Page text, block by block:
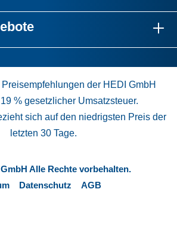
der HEDI GmbH
% gesetzlicher Umsatzsteuer.
sich auf den niedrigsten Preis der
letzten 30 Tage.
Alle Rechte vorbehalten.
Datenschutz AGB